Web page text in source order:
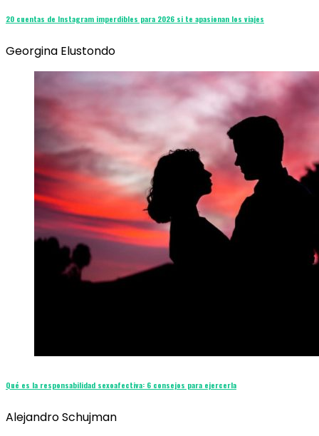
20 cuentas de Instagram imperdibles para 2026 si te apasionan los viajes
Georgina Elustondo
Qué es la responsabilidad sexoafectiva: 6 consejos para ejercerla
Alejandro Schujman